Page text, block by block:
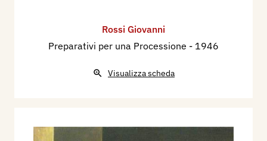
Rossi Giovanni
Preparativi per una Processione - 1946
Visualizza scheda